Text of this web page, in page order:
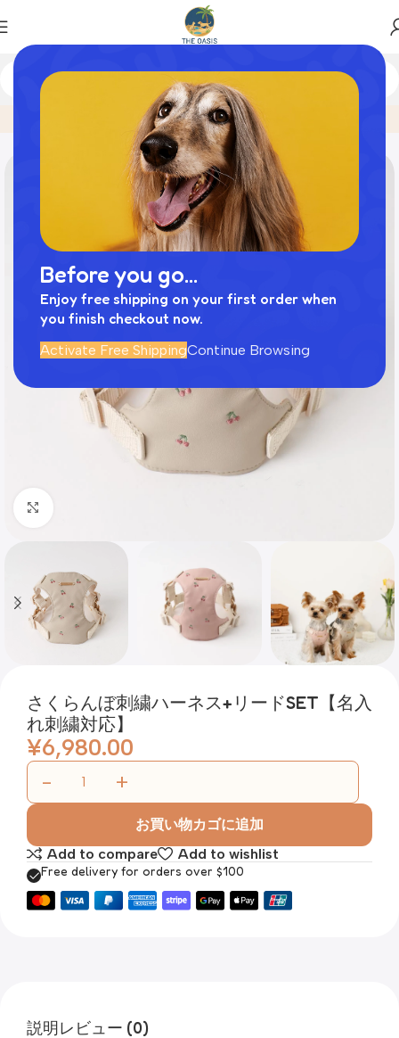
Before you go...
Enjoy free shipping on your first order when
you finish checkout now.
Activate Free ShippingContinue Browsing
Home さくらんぼ刺繍ハーネス+リードSET【名入れ
さくらんぼ刺繍ハーネス+リードSET【名入
れ刺繍対応】
¥6,980.00
お買い物カゴに追加
Add to compare
Add to wishlist
Free delivery for orders over $100
説明レビュー (0)